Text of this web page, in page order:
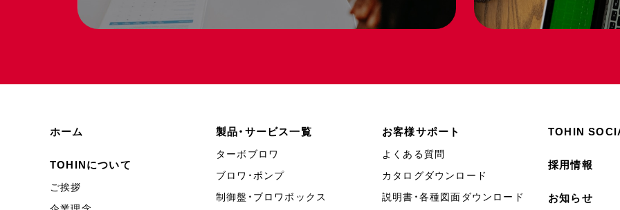
ホーム
TOHINについて
ご挨拶
製品・サービス一覧
ターボブロワ
ブロワ・ポンプ
制御盤・ブロワボックス
お客様サポート
よくある質問
カタログダウンロード
説明書・各種図面ダウンロード
TOHIN
採用情報
お知らせ